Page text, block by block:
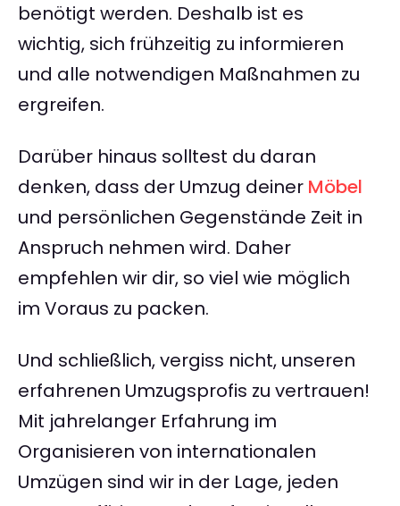
benötigt werden. Deshalb ist es
wichtig, sich frühzeitig zu informieren
und alle notwendigen Maßnahmen zu
ergreifen.
Darüber hinaus solltest du daran
denken, dass der Umzug deiner Möbel
und persönlichen Gegenstände Zeit in
Anspruch nehmen wird. Daher
empfehlen wir dir, so viel wie möglich
im Voraus zu packen.
Und schließlich, vergiss nicht, unseren
erfahrenen Umzugsprofis zu vertrauen!
Mit jahrelanger Erfahrung im
Organisieren von internationalen
Umzügen sind wir in der Lage, jeden